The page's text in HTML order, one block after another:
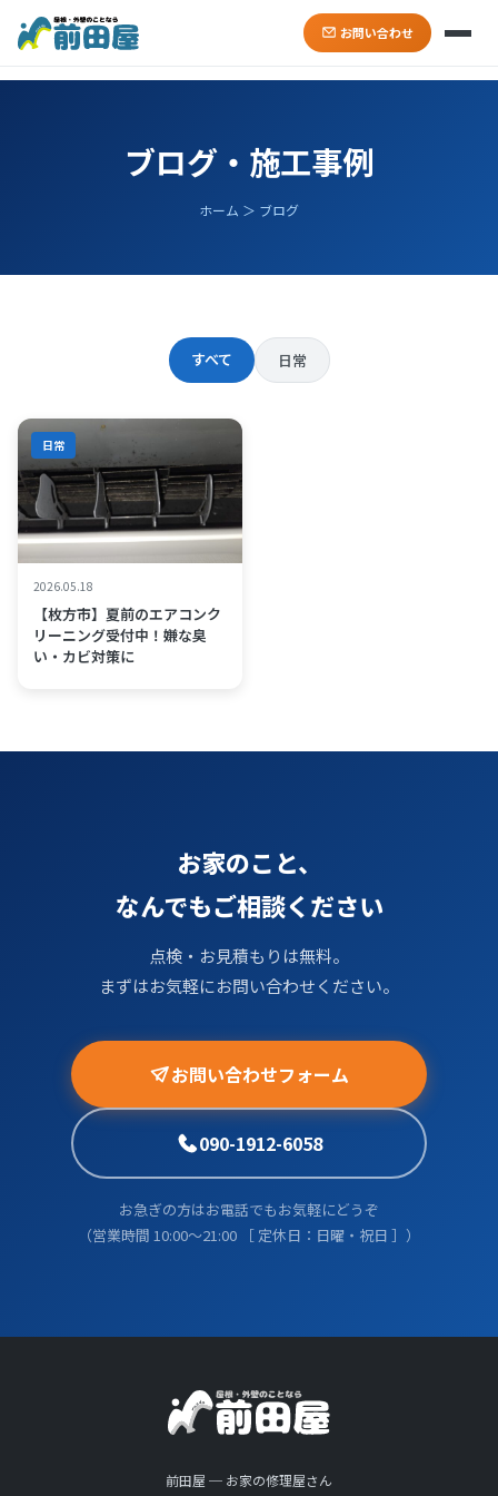
お問い合わせ
ブログ・施工事例
ホーム ＞ ブログ
すべて 日常
日常
2026.05.18
【枚方市】夏前のエアコンク
リーニング受付中！嫌な臭
い・カビ対策に
お家のこと、
なんでもご相談ください
点検・お見積もりは無料。
まずはお気軽にお問い合わせください。
お問い合わせフォーム
090-1912-6058
お急ぎの方はお電話でもお気軽にどうぞ
（営業時間 10:00〜21:00 ［ 定休日：日曜・祝日 ］）
前田屋 ─ お家の修理屋さん